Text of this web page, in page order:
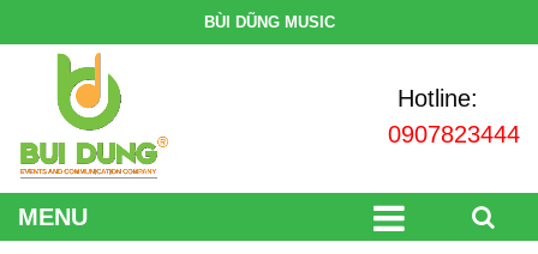
BÙI DŨNG MUSIC
Hotline:
0907823444
MENU